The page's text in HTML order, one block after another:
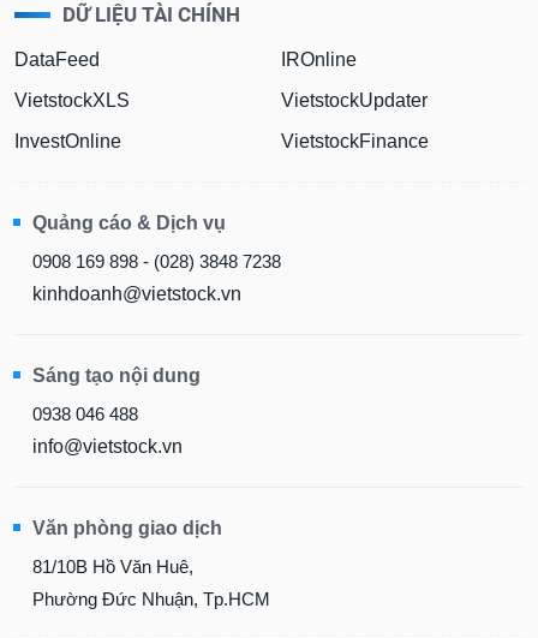
DỮ LIỆU TÀI CHÍNH
DataFeed
VietstockXLS
InvestOnline
IROnline
VietstockUpdater
VietstockFinance
Quảng cáo & Dịch vụ
0908 169 898 - (028) 3848 7238
kinhdoanh@vietstock.vn
Sáng tạo nội dung
0938 046 488
info@vietstock.vn
Văn phòng giao dịch
81/10B Hồ Văn Huê,
Phường Đức Nhuận, Tp.HCM